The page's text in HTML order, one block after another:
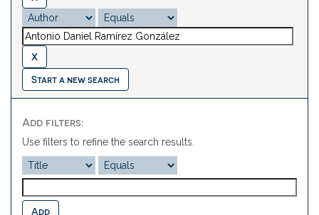
Start a new search
Add filters:
Use filters to refine the search results.